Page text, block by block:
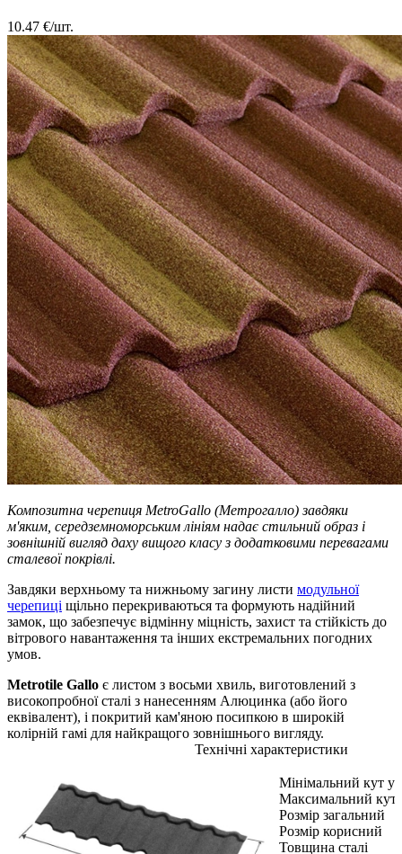
10.47 €/шт.
Композитна черепиця MetroGallo (Метрогалло) завдяки
м'яким, середземноморським лініям надає стильний образ і
зовнішній вигляд даху вищого класу з додатковими перевагами
сталевої покрівлі.
Завдяки верхньому та нижньому загину листи модульної
черепиці щільно перекриваються та формують надійний
замок, що забезпечує відмінну міцність, захист та стійкість до
вітрового навантаження та інших екстремальних погодних
умов.
Metrotile Gallo є листом з восьми хвиль, виготовлений з
високопробної сталі з нанесенням Алюцинка (або його
еквівалент), і покритий кам'яною посипкою в широкій
колірній гамі для найкращого зовнішнього вигляду.
Технічні характеристики
Мінімальний кут
Максимальний кут
Розмір загальний
Розмір корисний
Товщина сталі